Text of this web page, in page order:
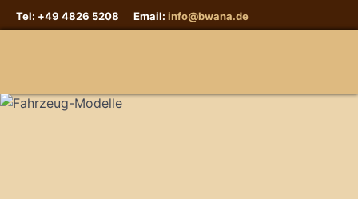
Tel: +49 4826 5208 Email: info@bwana.de
Sprache auswählen